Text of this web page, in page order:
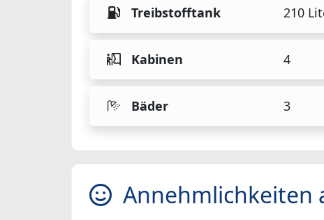
Treibstofftank 210
Kabinen 4
Bäder 3
Annehmlichkeiten